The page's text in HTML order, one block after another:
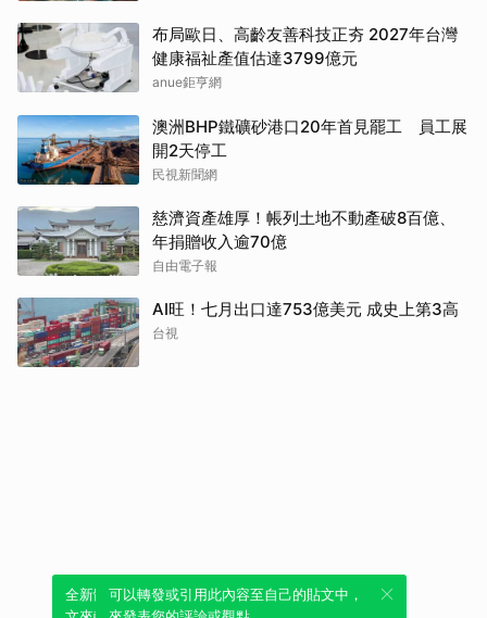
布局歐日、高齡友善科技正夯 2027年台灣
健康福祉產值估達3799億元
anue鉅亨網
澳洲BHP鐵礦砂港口20年首見罷工 員工展
開2天停工
民視新聞網
慈濟資產雄厚！帳列土地不動產破8百億、
年捐贈收入逾70億
自由電子報
AI旺！七月出口達753億美元 成史上第3高
台視
全新體驗！一鍵引用此內容，透過發布貼
可以轉發或引用此內容至自己的貼文中，